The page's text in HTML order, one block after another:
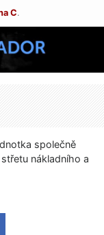
C.
společně
nákladního a